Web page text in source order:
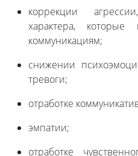
коррекции
характера,
коммуникациям;
снижении
тревоги;
отработке
эмпатии;
отработке